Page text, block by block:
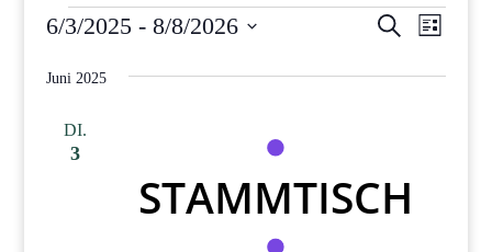
Veranstaltungen
und
SucheListe
6/3/2025 - 8/8/2026
wählen.
Juni 2025
DI.
3